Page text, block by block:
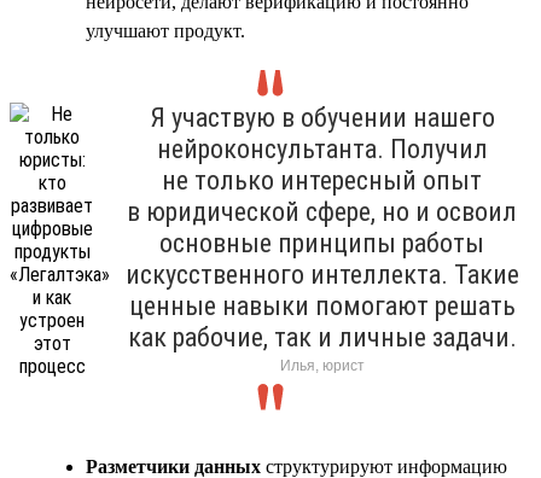
улучшают продукт.
Я участвую в обучении нашего
нейроконсультанта. Получил
не только интересный опыт
в юридической сфере, но и освоил
основные принципы работы
искусственного интеллекта. Такие
ценные навыки помогают решать
как рабочие, так и личные задачи.
Илья, юрист
Разметчики данных структурируют информацию